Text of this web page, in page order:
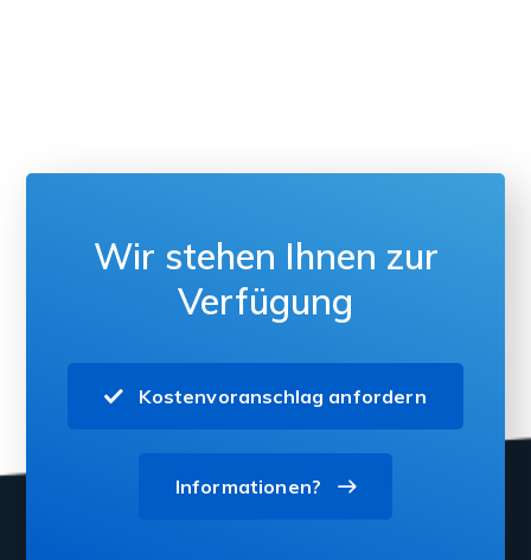
Wir stehen Ihnen zur
Verfügung
Kostenvoranschlag anfordern
Informationen?